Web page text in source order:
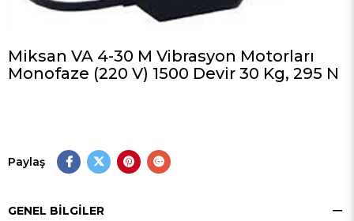
Miksan VA 4-30 M Vibrasyon Motorları
Monofaze (220 V) 1500 Devir 30 Kg, 295 N
Paylaş
GENEL BILGILER